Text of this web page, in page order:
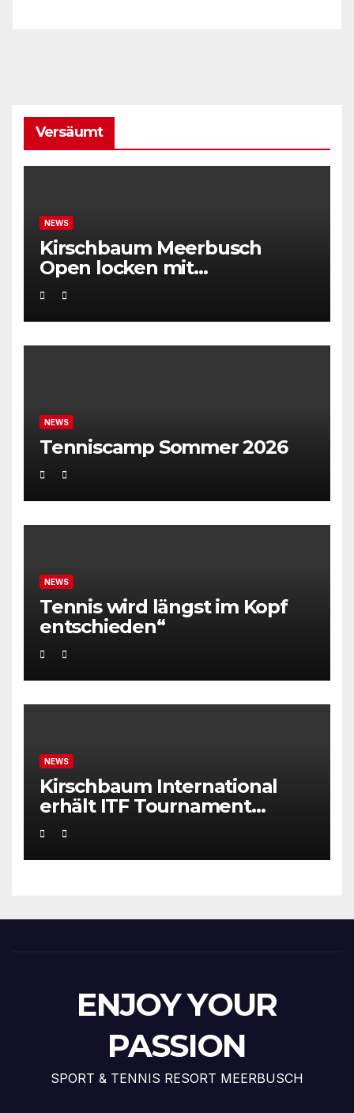
Versäumt
NEWS
Kirschbaum Meerbusch
Open locken mit
Weltklassetennis
NEWS
Tenniscamp Sommer 2026
NEWS
Tennis wird längst im Kopf
entschieden“
NEWS
Kirschbaum International
erhält ITF Tournament
Recognition Award 2025
ENJOY YOUR
PASSION
SPORT & TENNIS RESORT MEERBUSCH